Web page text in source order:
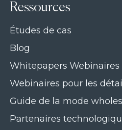
Ressources
Études de cas
Blog
Whitepapers
Webinaires pour les
Guide de la mode
Partenaires